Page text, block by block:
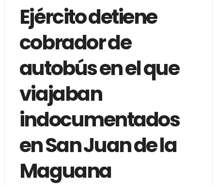
Ejército detiene
cobrador de
autobús en el que
viajaban
indocumentados
en San Juan de la
Maguana